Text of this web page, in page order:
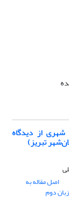
از دیدگاه
اصل مقاله به
زبان دوم